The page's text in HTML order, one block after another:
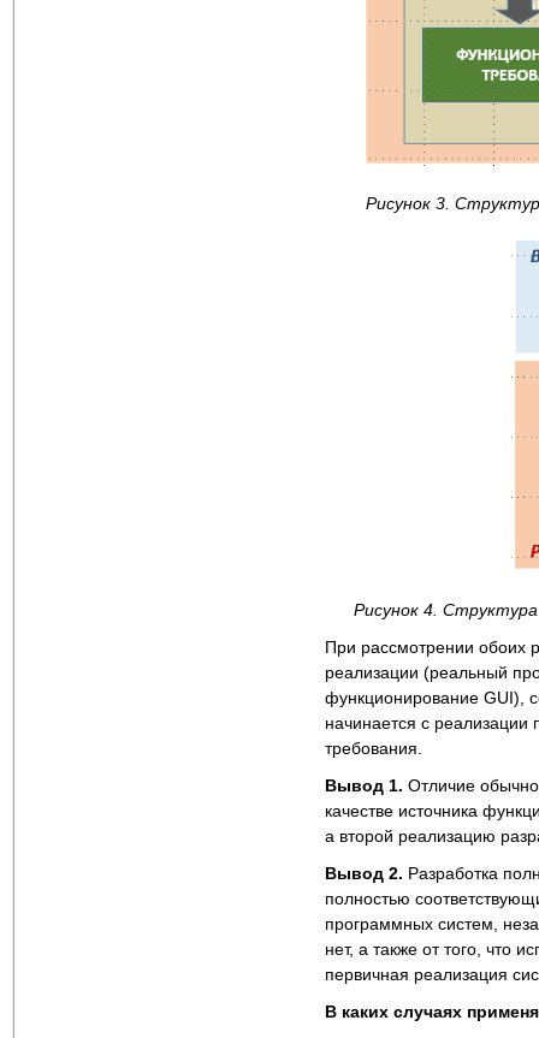
Рисунок 3.
Рисунок 4.
При рассмотрении обоих
реализации (реальный
функционирование GUI),
начинается с реализации
требования.
Вывод 1. Отличие
качестве источника
а второй реализацию
Вывод 2. Разработка
полностью
программных систем,
нет, а также от того, что
первичная реализация
В каких случаях